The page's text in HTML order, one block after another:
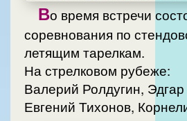
Во время встречи
соревнования по
летящим тарелкам.
На стрелковом рубеже:
Валерий Ролдугин,
Евгений Тихонов,